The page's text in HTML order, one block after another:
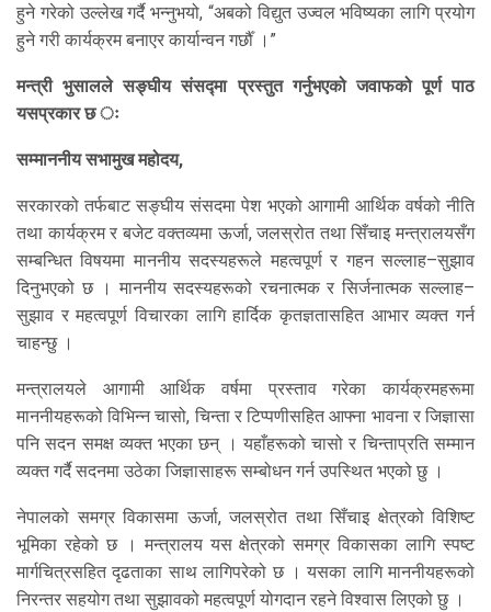
हुने गरेको उल्लेख गर्दै भन्नुभयो, “अबको विद्युत उज्वल भविष्यका लागि प्रयोग
हुने गरी कार्यक्रम बनाएर कार्यान्वन गर्छौँ ।”
मन्त्री भुसालले सङ्घीय संसद्मा प्रस्तुत गर्नुभएको जवाफको पूर्ण पाठ
यसप्रकार छ ः
सम्माननीय सभामुख महोदय,
सरकारको तर्फबाट सङ्घीय संसदमा पेश भएको आगामी आर्थिक वर्षको नीति
तथा कार्यक्रम र बजेट वक्तव्यमा ऊर्जा, जलस्रोत तथा सिँचाइ मन्त्रालयसँग
सम्बन्धित विषयमा माननीय सदस्यहरूले महत्वपूर्ण र गहन सल्लाह–सुझाव
दिनुभएको छ । माननीय सदस्यहरूको रचनात्मक र सिर्जनात्मक सल्लाह–
सुझाव र महत्वपूर्ण विचारका लागि हार्दिक कृतज्ञतासहित आभार व्यक्त गर्न
चाहन्छु ।
मन्त्रालयले आगामी आर्थिक वर्षमा प्रस्ताव गरेका कार्यक्रमहरूमा
माननीयहरूको विभिन्न चासो, चिन्ता र टिप्पणीसहित आफ्ना भावना र जिज्ञासा
पनि सदन समक्ष व्यक्त भएका छन् । यहाँहरूको चासो र चिन्ताप्रति सम्मान
व्यक्त गर्दै सदनमा उठेका जिज्ञासाहरू सम्बोधन गर्न उपस्थित भएको छु ।
नेपालको समग्र विकासमा ऊर्जा, जलस्रोत तथा सिँचाइ क्षेत्रको विशिष्ट
भूमिका रहेको छ । मन्त्रालय यस क्षेत्रको समग्र विकासका लागि स्पष्ट
मार्गचित्रसहित दृढताका साथ लागिपरेको छ । यसका लागि माननीयहरूको
निरन्तर सहयोग तथा सुझावको महत्वपूर्ण योगदान रहने विश्वास लिएको छु ।